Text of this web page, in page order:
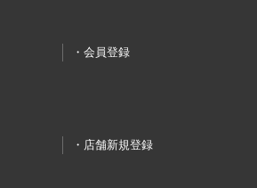
会員登録
店舗新規登録